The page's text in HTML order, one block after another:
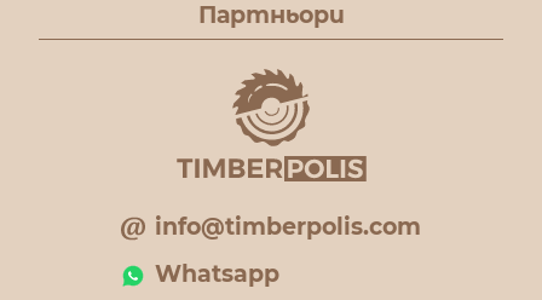
Партньори
info@timberpolis.com
Whatsapp